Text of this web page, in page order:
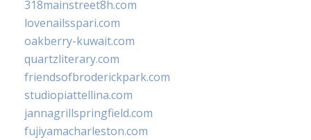
318mainstreet8h.com
lovenailsspari.com
oakberry-kuwait.com
quartzliterary.com
friendsofbroderickpark.com
studiopiattellina.com
jannagrillspringfield.com
fujiyamacharleston.com